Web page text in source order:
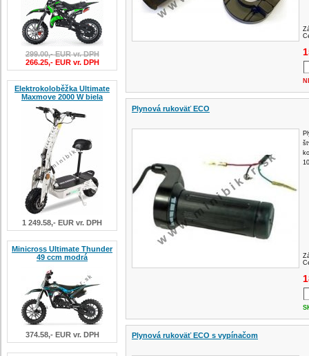
299.00,- EUR vr. DPH
266.25,- EUR vr. DPH
Elektrokoloběžka Ultimate
Maxmove 2000 W biela
1 249.58,- EUR vr. DPH
Minicross Ultimate Thunder
49 ccm modrá
374.58,- EUR vr. DPH
Plynová rukoväť ECO
Plynová rukoväť ECO s vypínačom